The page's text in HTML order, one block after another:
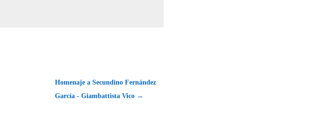
Homenaje a Secundino Fernández
García - Giambattista Vico →